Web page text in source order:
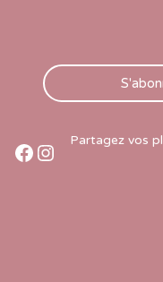
Partagez vos